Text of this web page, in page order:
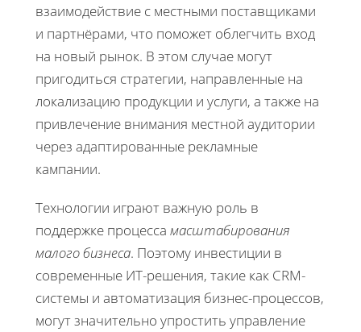
взаимодействие с местными поставщиками
и партнёрами, что поможет облегчить вход
на новый рынок. В этом случае могут
пригодиться стратегии, направленные на
локализацию продукции и услуги, а также на
привлечение внимания местной аудитории
через адаптированные рекламные
кампании.
Технологии играют важную роль в
поддержке процесса масштабирования
малого бизнеса. Поэтому инвестиции в
современные ИТ-решения, такие как CRM-
системы и автоматизация бизнес-процессов,
могут значительно упростить управление